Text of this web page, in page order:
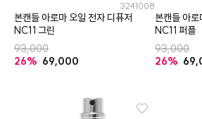
3241008
본캔들 아로마 오일 전자 디퓨저
NC11 그린
93,000
26% 69,000
본캔들 아로
NC11 퍼플
93,000
26%